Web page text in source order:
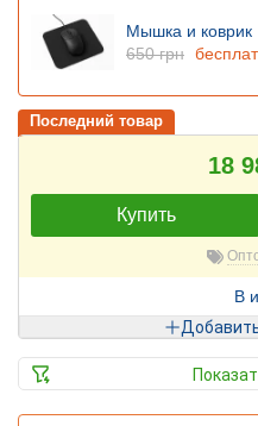
Мышка и коврик
650 грн
Последний товар
18
Купить
В